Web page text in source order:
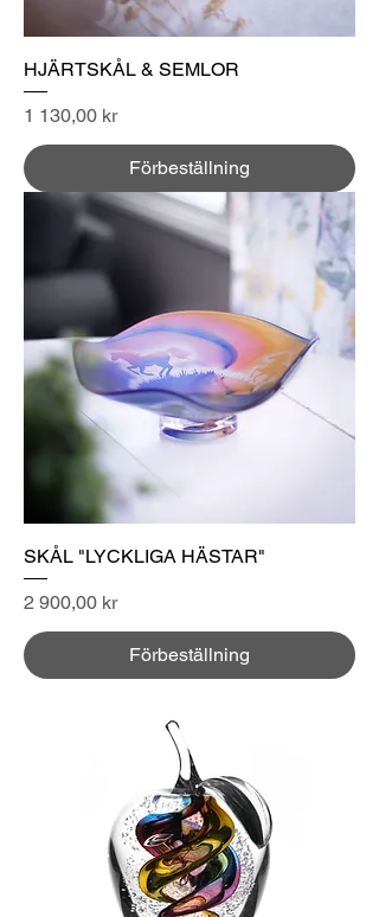
HJÄRTSKÅL & SEMLOR
Pris
1 130,00 kr
Förbeställning
SKÅL "LYCKLIGA HÄSTAR"
Pris
2 900,00 kr
Förbeställning